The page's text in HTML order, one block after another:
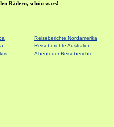
Rädern, schön wars!
Reiseberichte Nordamerika
Reiseberichte Australien
Abenteuer Reiseberichte